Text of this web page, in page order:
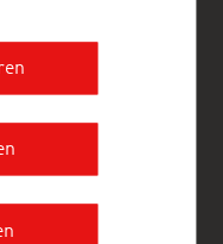
Netz von rund 100
rund 800 Mitarbeiter
und